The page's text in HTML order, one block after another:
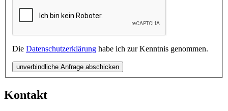
Die Datenschutzerklärung habe ich zur Kenntnis genommen.
unverbindliche Anfrage abschicken
Kontakt